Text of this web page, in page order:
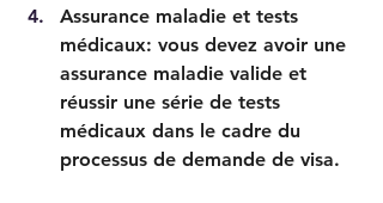
Assurance maladie et tests
médicaux: vous devez avoir une
assurance maladie valide et
réussir une série de tests
médicaux dans le cadre du
processus de demande de visa.